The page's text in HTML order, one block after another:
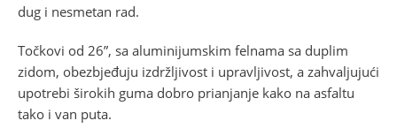
dug i nesmetan rad.
Točkovi od 26”, sa aluminijumskim felnama sa duplim
zidom, obezbjeđuju izdržljivost i upravljivost, a zahvaljujući
upotrebi širokih guma dobro prianjanje kako na asfaltu
tako i van puta.